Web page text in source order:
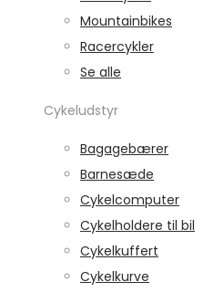
Mountainbikes
Racercykler
Se alle
Cykeludstyr
Bagagebærer
Barnesæde
Cykelcomputer
Cykelholdere til bil
Cykelkuffert
Cykelkurve